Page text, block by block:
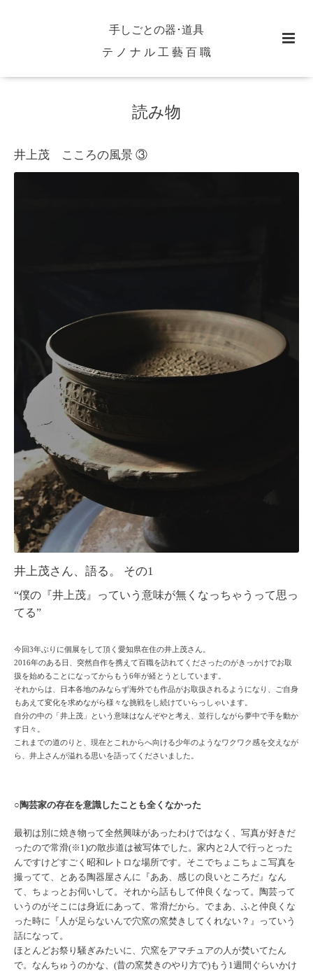
手しごとの器･道具
テ ノ ナ ル 工 藝 百 職
読み物
井上茂 こころの風景 ③
井上茂さん、語る。 その1
“僕の『井上茂』っていう意味が無くなっちゃうって思っ
てる”
今回3年ぶりに個展をして頂く愛知県在住の井上茂さん。
2016年のある日、突然自作を携えて百職を訪れてくださったのがきっかけでお取
扱を始めることになってからもう6年が経とうとしています。
それからは、日本各地のみならず海外でも作品がお取扱されるようになり、ご自身
もあえて変化を求めながら様々な挑戦をし続けていらっしゃいます。
自分の中の「井上茂」という意味はなんぞやと考え、並行しながら夢中で手を動か
す日々。
これまでの道のりと、現在とこれからへ向ける少年のようなワクワク感を交えなが
ら、井上さんが溢れる思いを語ってくださいました。
○陶芸家の存在を意識したことも全くなかった
最初は別に焼き物って全然興味があったわけではなく、 写真が好きだ
ったので常滑(※1)の散歩道は被写体でした。家内と 2 人で行っ とった
んですけどすごく昭和レトロな場所です。そこでちょこちょ こ写真を
撮ってて、とある陶器屋さんに『ああ、感じの良いところだ』なん
て、ちょっとお伺いして。それから話もして仲良くなって 。陶芸って
いうのがそこには身近にあって、常滑だから。でまあ、 ふと仲良くな
った時に『人が足らないんで穴窯の窯焚きしてくれない？』っていう
話になって。
ほとんどお祭り騒ぎみたいに、穴窯をアマチュアの人が焚いてたん
で。なんちゅうのかな、(昔の窯焚きのやり方で)もう 1 週間ぐ らいかけ